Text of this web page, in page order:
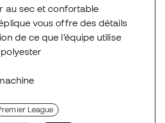
au sec et confortable
vous offre des détails
de ce que l’équipe utilise
League